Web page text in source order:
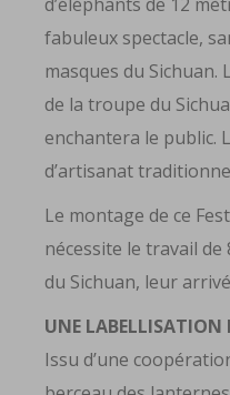
fabuleux spectacle,
masques du
de la troupe du
enchantera le public.
d’artisanat
Le montage de ce
nécessite le travail
du Sichuan, leur
UNE LABELLISATION
Issu d’une